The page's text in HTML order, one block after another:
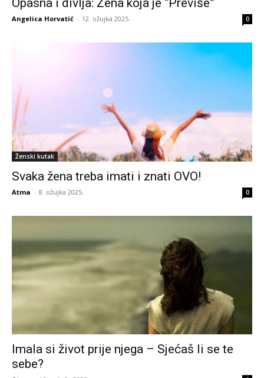
Opasna i divlja: Žena koja je “Previše”
Angelica Horvatić - 12. ožujka 2025. 0
Ženski kutak
Svaka žena treba imati i znati OVO!
Atma - 8. ožujka 2025. 0
Imala si život prije njega – Sjećaš li se te
sebe?